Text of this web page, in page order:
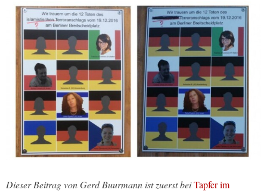
Dieser Beitrag von Gerd Buurmann ist zuerst beiTapfer im